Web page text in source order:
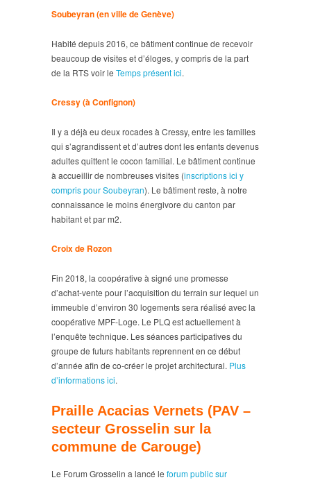
Soubeyran (en ville de Genève)
Habité depuis 2016, ce bâtiment continue de recevoir
beaucoup de visites et d’éloges, y compris de la part
de la RTS voir le Temps présent ici.
Cressy (à Confignon)
Il y a déjà eu deux rocades à Cressy, entre les familles
qui s’agrandissent et d’autres dont les enfants devenus
adultes quittent le cocon familial. Le bâtiment continue
à accueillir de nombreuses visites (inscriptions ici y
compris pour Soubeyran). Le bâtiment reste, à notre
connaissance le moins énergivore du canton par
habitant et par m2.
Croix de Rozon
Fin 2018, la coopérative à signé une promesse
d’achat-vente pour l’acquisition du terrain sur lequel un
immeuble d’environ 30 logements sera réalisé avec la
coopérative MPF-Loge. Le PLQ est actuellement à
l’enquête technique. Les séances participatives du
groupe de futurs habitants reprennent en ce début
d’année afin de co-créer le projet architectural. Plus
d’informations ici.
Praille Acacias Vernets (PAV –
secteur Grosselin sur la
commune de Carouge)
Le Forum Grosselin a lancé le forum public sur